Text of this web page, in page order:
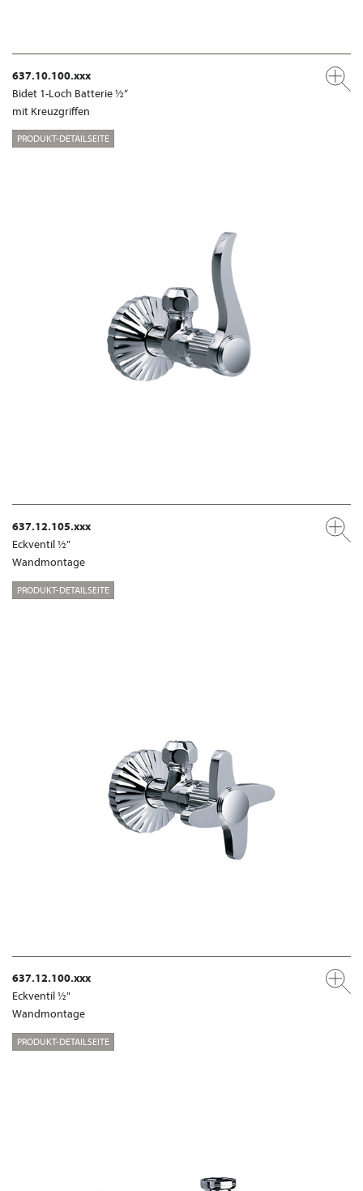
637.10.100.xxx
Bidet 1-Loch Batterie ½“
mit Kreuzgriffen
PRODUKT-DETAILSEITE
637.12.105.xxx
Eckventil ½"
Wandmontage
PRODUKT-DETAILSEITE
637.12.100.xxx
Eckventil ½"
Wandmontage
PRODUKT-DETAILSEITE